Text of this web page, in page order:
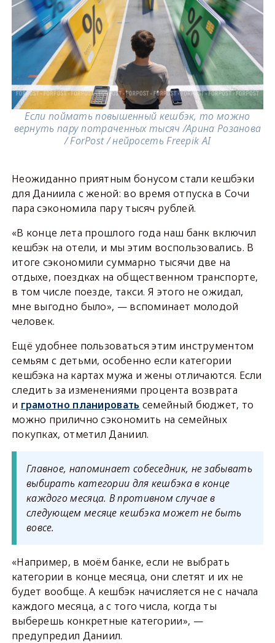
Если поймать повышенный кешбэк, то можно
вернуть пару потраченных тысяч /Арина Розанова
/ ForPost / нейросеть Freepik AI
Неожиданно приятным бонусом стали кешбэки
для Даниила с женой: во время отпуска в Сочи
пара сэкономила пару тысяч рублей.
«В конце лета прошлого года наш банк включил
кешбэк на отели, и мы этим воспользовались. В
итоге сэкономили суммарно тысячи две на
отдыхе, поездках на общественном транспорте,
в том числе поезде, такси. Я этого не ожидал,
мне выгодно было», — вспоминает молодой
человек.
Ещё удобнее пользоваться этим инструментом
семьям с детьми, особенно если категории
кешбэка на картах мужа и жены отличаются. Если
следить за изменениями процента возврата
и грамотно планировать семейный бюджет, то
можно прилично сэкономить на семейных
покупках, отметил Даниил.
Главное, напоминает собеседник, не забывать
выбирать категории для кешбэка в конце
каждого месяца. В противном случае в
следующем месяце кешбэка может не быть
вовсе.
«Например, в моём банке, если не выбрать
категории в конце месяца, они слетят и их не
будет вообще. А кешбэк начисляется не с начала
каждого месяца, а с того числа, когда ты
выберешь конкретные категории», —
предупредил Даниил.